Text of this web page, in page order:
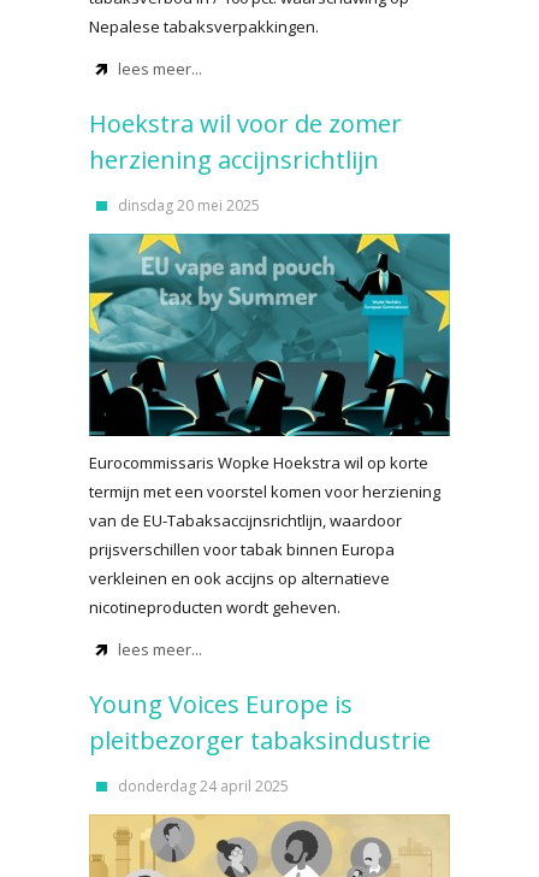
Nepalese tabaksverpakkingen.
lees meer...
Hoekstra wil voor de zomer
herziening accijnsrichtlijn
dinsdag 20 mei 2025
Eurocommissaris Wopke Hoekstra wil op korte
termijn met een voorstel komen voor herziening
van de EU-Tabaksaccijnsrichtlijn, waardoor
prijsverschillen voor tabak binnen Europa
verkleinen en ook accijns op alternatieve
nicotineproducten wordt geheven.
lees meer...
Young Voices Europe is
pleitbezorger tabaksindustrie
donderdag 24 april 2025